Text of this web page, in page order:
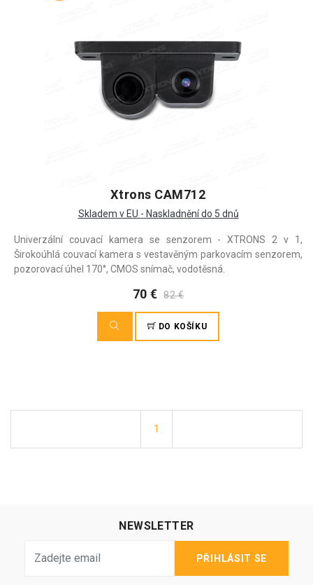
Xtrons CAM712
Skladem v EU - Naskladnění do 5 dnů
Univerzální couvací kamera se senzorem - XTRONS 2 v 1,
Širokoúhlá couvací kamera s vestavěným parkovacím senzorem,
pozorovací úhel 170°, CMOS snímač, vodotěsná.
70 € 82 €
DO KOŠÍKU
1
NEWSLETTER
PŘIHLÁSIT SE